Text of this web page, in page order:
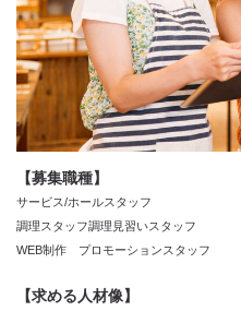
【募集職種】
サービス/ホールスタッフ
調理スタッフ調理見習いスタッフ
WEB制作 プロモーションスタッフ
【求める人材像】